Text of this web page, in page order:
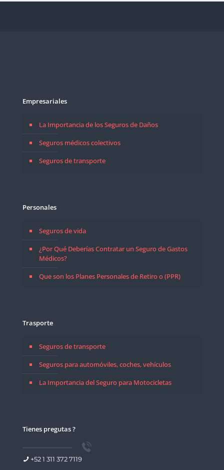
Empresariales
La Importancia de los Seguros de Daños
Seguros médicos colectivos
Seguros de transporte
Personales
Seguros de vida
¿Por Qué Deberías Contratar un Seguro de Gastos
Médicos?
Que son los Planes Personales de Retiro o (PPR)
Trasporte
Seguros de transporte
Seguros para automóviles, coches, vehículos
La Importancia del Seguro para Motocicletas
Tienes pregutas ?
+52 1 311 372 7119